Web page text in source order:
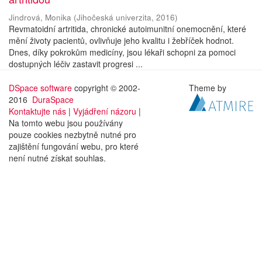
Jindrová, Monika (Jihočeská univerzita, 2016)
Revmatoidní artritida, chronické autoimunitní onemocnění, které
mění životy pacientů, ovlivňuje jeho kvalitu i žebříček hodnot.
Dnes, díky pokrokům medicíny, jsou lékaři schopni za pomoci
dostupných léčiv zastavit progresi ...
DSpace software copyright © 2002-
2016 DuraSpace
Kontaktujte nás | Vyjádření názoru |
Na tomto webu jsou používány
pouze cookies nezbytně nutné pro
zajištění fungování webu, pro které
není nutné získat souhlas.
Theme by